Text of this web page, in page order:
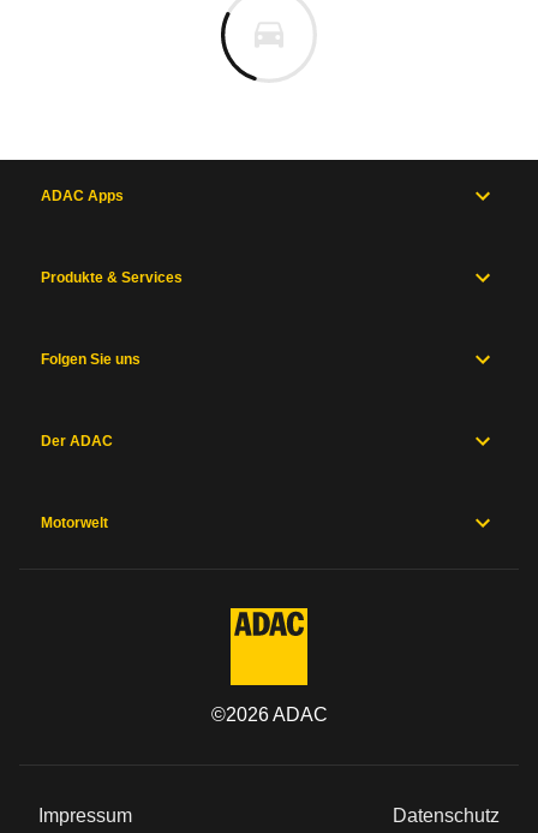
ADAC Apps
Produkte & Services
Folgen Sie uns
Der ADAC
Motorwelt
©2026ADAC
Impressum Datenschutz